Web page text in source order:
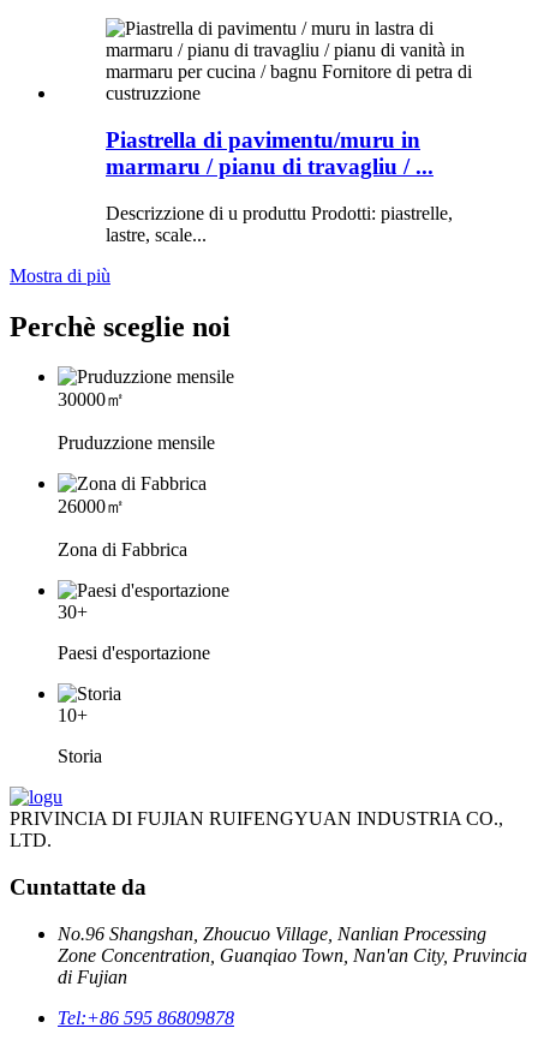
Piastrella di pavimentu/muru in
marmaru / pianu di travagliu / ...
Descrizzione di u produttu Prodotti: piastrelle,
lastre, scale...
Mostra di più
Perchè sceglie noi
30000㎡
Pruduzzione mensile
26000㎡
Zona di Fabbrica
30+
Paesi d'esportazione
10+
Storia
PRIVINCIA DI FUJIAN RUIFENGYUAN INDUSTRIA CO.,
LTD.
Cuntattate da
No.96 Shangshan, Zhoucuo Village, Nanlian Processing
Zone Concentration, Guanqiao Town, Nan'an City, Pruvincia
di Fujian
Tel:+86 595 86809878